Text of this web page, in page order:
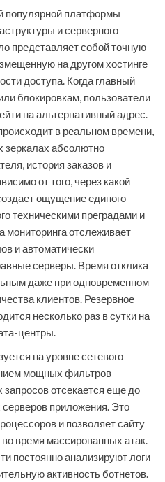
популярной платформы
и серверного
представляет собой точную
на другом хостинге
доступа. Когда главный
блокировкам, пользователи
на альтернативный адрес.
в реальном времени,
зеркалах абсолютно
история заказов и
от того, через какой
ощущение единого
техническими преградами и
мониторинга отслеживает
и автоматически
серверы. Время отклика
даже при одновременном
клиентов. Резервное
несколько раз в сутки на
центры.
на уровне сетевого
мощных фильтров
отсекается еще до
серверов приложения. Это
и позволяет сайту
время массированных атак.
постоянно анализируют логи
активность ботнетов.